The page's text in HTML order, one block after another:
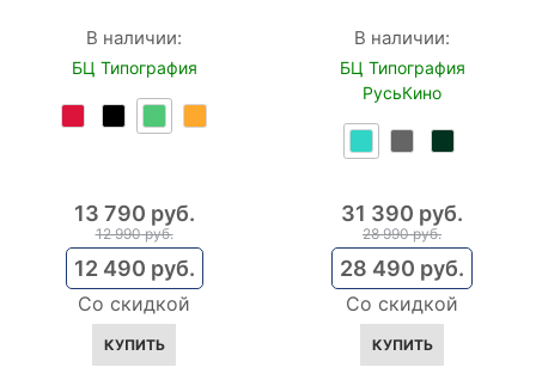
В наличии:
БЦ Типография
12 990 руб.
12 490 руб.
Со скидкой
13 790 руб.
КУПИТЬ
В наличии:
БЦ Типография
РусьКино
28 990 руб.
28 490 руб.
Со скидкой
31 390 руб.
КУПИТЬ